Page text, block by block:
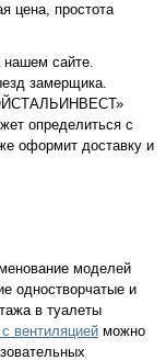
цена, простота
нашем сайте.
замерщика.
определиться с
оформит доставку и
моделей
одностворчатые и
в туалеты
вентиляцией можно